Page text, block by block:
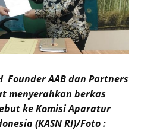
Founder AAB dan Partners
menyerahkan berkas
ke Komisi Aparatur
(KASN RI)/Foto :